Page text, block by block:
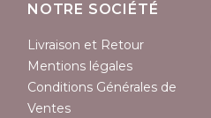
NOTRE SOCIÉTÉ
Livraison et Retour
Mentions légales
Conditions Générales de
Ventes